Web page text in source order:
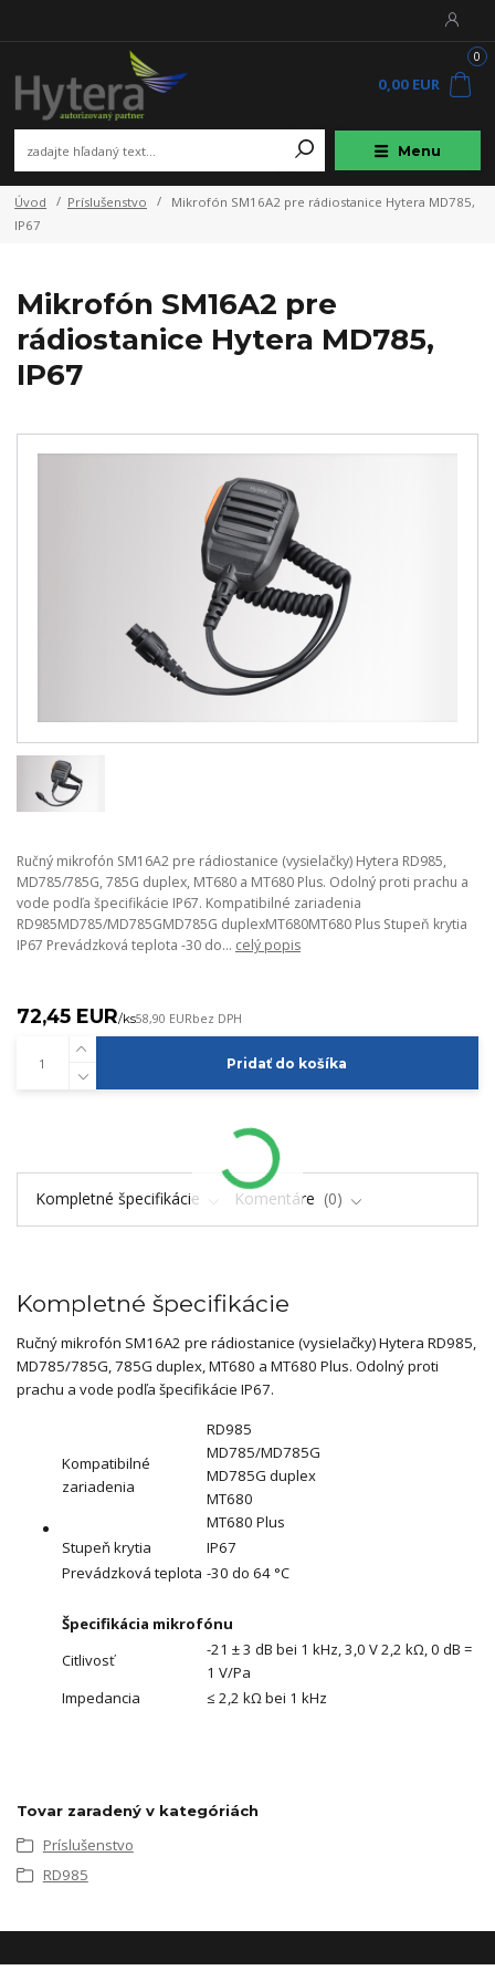
Menu
0
0,00 EUR
Úvod Príslušenstvo
Mikrofón SM16A2 pre rádiostanice Hytera MD785,
IP67
Mikrofón SM16A2 pre
rádiostanice Hytera MD785,
IP67
Ručný mikrofón SM16A2 pre rádiostanice (vysielačky) Hytera RD985,
MD785/785G, 785G duplex, MT680 a MT680 Plus. Odolný proti prachu a
vode podľa špecifikácie IP67. Kompatibilné zariadenia
RD985MD785/MD785GMD785G duplexMT680MT680 Plus Stupeň krytia
IP67 Prevádzková teplota -30 do... celý popis
72,45 EUR/ks58,90 EURbez DPH
Pridať do košíka
Kompletné špecifikácie Komentáre 0
Kompletné špecifikácie
Ručný mikrofón SM16A2 pre rádiostanice (vysielačky) Hytera RD985,
MD785/785G, 785G duplex, MT680 a MT680 Plus. Odolný proti
prachu a vode podľa špecifikácie IP67.
Kompatibilné
zariadenia
RD985
MD785/MD785G
MD785G duplex
MT680
MT680 Plus
Stupeň krytia
IP67
Prevádzková teplota -30 do 64 °C
Špecifikácia mikrofónu
Citlivosť
-21 ± 3 dB bei 1 kHz, 3,0 V 2,2 kΩ, 0 dB =
1 V/Pa
Impedancia
≤ 2,2 kΩ bei 1 kHz
Tovar zaradený v kategóriách
Príslušenstvo
RD985